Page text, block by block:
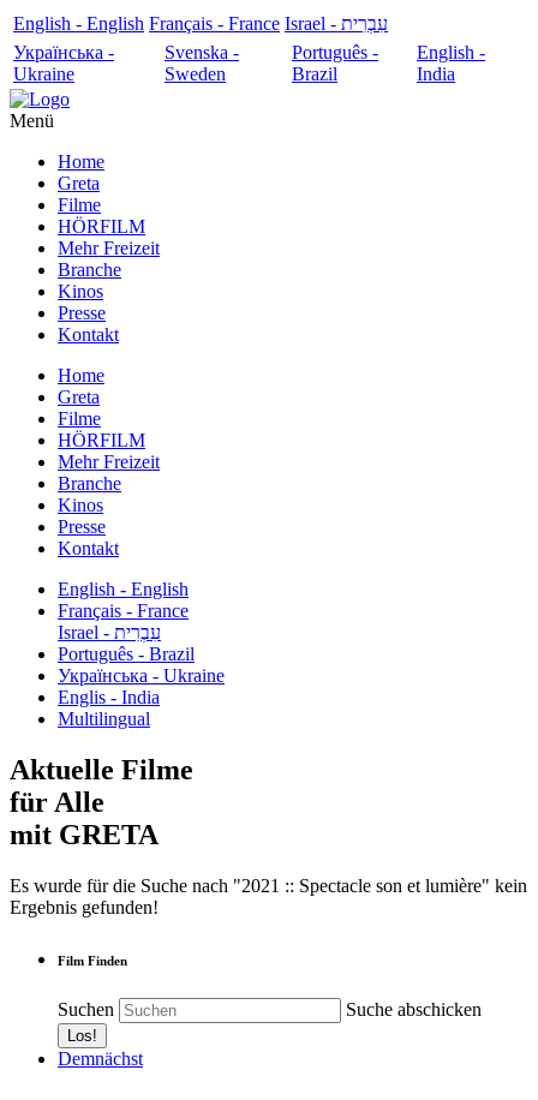
English - English Français - France
עִבְרִית - Israel
Українська -
Ukraine
Svenska -
Sweden
Português -
Brazil
English -
India
Menü
Home
Greta
Filme
HÖRFILM
Mehr Freizeit
Branche
Kinos
Presse
Kontakt
Home
Greta
Filme
HÖRFILM
Mehr Freizeit
Branche
Kinos
Presse
Kontakt
English - English
Français - France
עִבְרִית - Israel
Português - Brazil
Українська - Ukraine
Englis - India
Multilingual
Aktuelle Filme
für Alle
mit GRETA
Es wurde für die Suche nach "2021 :: Spectacle son et lumière" kein
Ergebnis gefunden!
Film Finden
Suchen Suche abschicken
Demnächst